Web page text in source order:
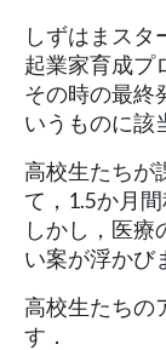
しずはまスタ
起業家育成プ
その時の最終
いうものに該
高校生たちが
て，1.5か月
しかし，医療
い案が浮かび
高校生たちの
す．